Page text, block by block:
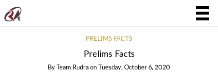
PRELIMS FACTS
Prelims Facts
By Team Rudra on Tuesday, October 6, 2020